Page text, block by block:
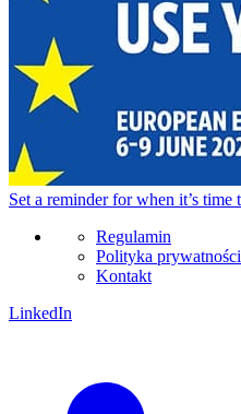
Set a reminderfor when it’s time
Regulamin
Polityka prywatności
Kontakt
LinkedIn